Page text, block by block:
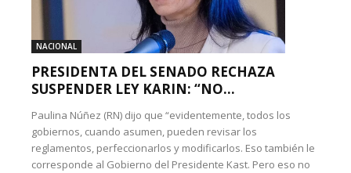
NACIONAL
PRESIDENTA DEL SENADO RECHAZA
SUSPENDER LEY KARIN: “NO...
Paulina Núñez (RN) dijo que “evidentemente, todos los
gobiernos, cuando asumen, pueden revisar los
reglamentos, perfeccionarlos y modificarlos. Eso también le
corresponde al Gobierno del Presidente Kast. Pero eso no